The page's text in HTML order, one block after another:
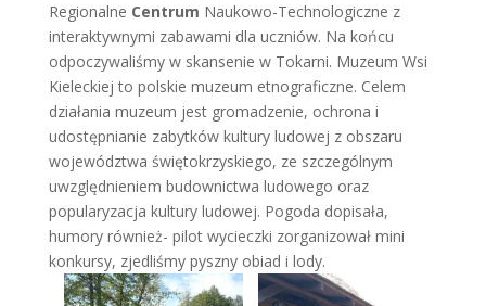
Regionalne Centrum Naukowo-Technologiczne z
interaktywnymi zabawami dla uczniów. Na końcu
odpoczywaliśmy w skansenie w Tokarni. Muzeum Wsi
Kieleckiej to polskie muzeum etnograficzne. Celem
działania muzeum jest gromadzenie, ochrona i
udostępnianie zabytków kultury ludowej z obszaru
województwa świętokrzyskiego, ze szczególnym
uwzględnieniem budownictwa ludowego oraz
popularyzacja kultury ludowej. Pogoda dopisała,
humory również- pilot wycieczki zorganizował mini
konkursy, zjedliśmy pyszny obiad i lody.